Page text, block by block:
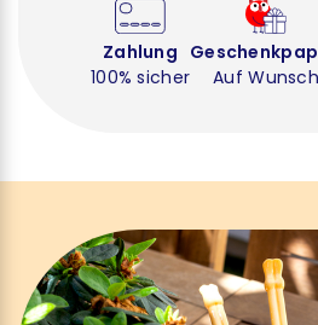
Zahlung
100% sicher
Auf Wunsch